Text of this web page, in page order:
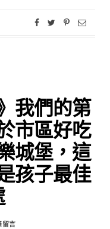
我們的第
市區好吃
城堡，這
孩子最佳
留言